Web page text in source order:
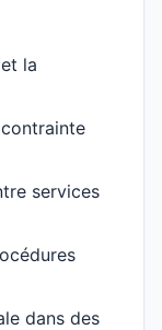
la
services
dans des